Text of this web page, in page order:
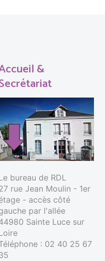
&
bureau de RDL
rue Jean Moulin - 1er
- accès côté
par l'allée
Sainte Luce sur
: 02 40 25 67